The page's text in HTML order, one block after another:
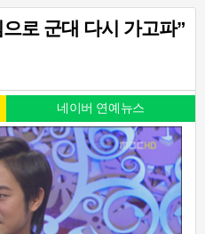
로 군대 다시 가고파”
네이버 연예뉴스